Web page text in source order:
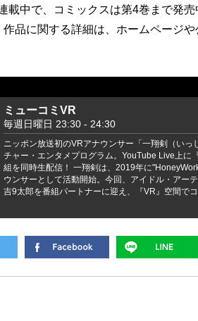
載中で、コミックスは第4巻まで発
品に関する詳細は、ホームページ
ミューコミVR
毎週日曜日 23:30 - 24:30
ニッポン放送初のVRアナウンサー「一翔剣（い
チャー・エンタメプログラム。YouTube Live上に
組を同時生配信！ 一翔剣は、2019年に
ウンサーとして活動開始。今回、アイドル・アー
吉9太郎を番組パートナーに迎え、『VR』空間で